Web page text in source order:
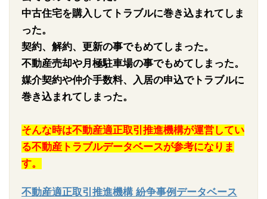
中古住宅を購入してトラブルに巻き込まれてしま
った。
契約、解約、更新の事でもめてしまった。
不動産売却や月極駐車場の事でもめてしまった。
媒介契約や仲介手数料、入居の申込でトラブルに
巻き込まれてしまった。
そんな時は不動産適正取引推進機構が運営してい
る不動産トラブルデータベースが参考になりま
す。
不動産適正取引推進機構 紛争事例データベース